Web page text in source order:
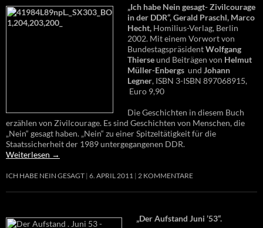
„Ich habe Nein gesagt- Zivilcourage
in der DDR“, Gerald Praschl, Marco
Hecht, Homilius-Verlag, Berlin
2002. Mit einem Vorwort von
BundestagspräsidentWolfgang
Thierseund Beiträgen von Helmut
Müller-Enbergs und Johann
Legner, ISBN 3-ISBN 897068915,
Euro 9,90
Die Geschichten in diesem Buch
erzählen von Zivilcourage. Es sind Geschichten von Menschen, die
„Nein“ gesagt haben. „Nein“ zu einer Spitzeltätigkeit für die
Staatssicherheit der 1989 untergegangenen DDR.
Weiterlesen →
ICH HABE NEIN GESAGT 6. APRIL 2011 2 KOMMENTARE
„Der Aufstand Juni ’53“.